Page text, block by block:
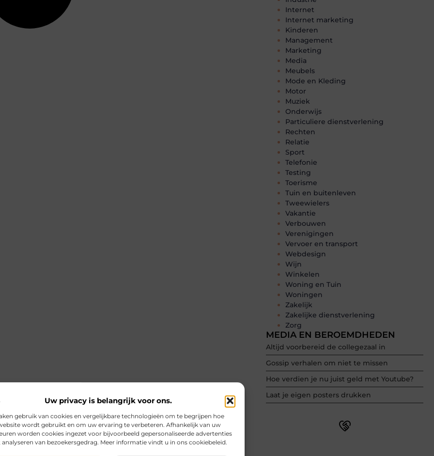
Uw privacy is belangrijk voor ons.
gebruik van cookies en vergelijkbare technologieën om te begrijpen hoe
wordt gebruikt en om uw ervaring te verbeteren. Afhankelijk van uw
worden cookies ingezet voor bijvoorbeeld gepersonaliseerde advertenties
analyseren van bezoekersgedrag. Meer informatie vindt u in ons cookiebeleid.
Internet
Internet marketing
Kinderen
Management
Marketing
Media
Meubels
Mode en Kleding
Motor
Muziek
Onderwijs
Particuliere dienstverlening
Rechten
Relatie
Sport
Telefonie
Testing
Toerisme
Tuin en buitenleven
Tweewielers
Vakantie
Verbouwen
Verenigingen
Vervoer en transport
Webdesign
Wijn
Winkelen
Woning en Tuin
Woningen
Zakelijk
Zakelijke dienstverlening
Zorg
MEDIA EN BEROEMDHEDEN
Altijd voorbereid de collegezaal in
Gossip verhalen om niet te missen
Hoe verdien je nu juist geld met Youtube?
Laat je eigen posters drukken